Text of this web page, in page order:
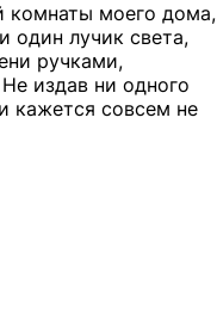
комнаты моего дома,
один лучик света,
ручками,
издав ни одного
кажется совсем не